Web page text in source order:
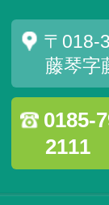
〒018-
藤琴字
0185-
2111